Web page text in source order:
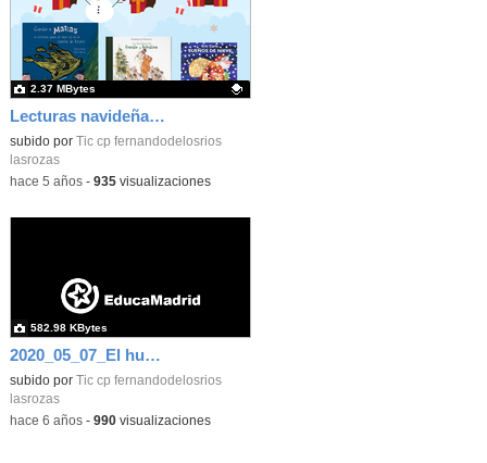
Lecturas navideñas recomendadas_Infantil_CEIP FDLR_Las Rozas
Contenido educativo.
subido por Tic cp fernandodelosrios
lasrozas
2.37 MBytes
-hace 5 años- 935visualizaciones
2020_05_07_El huerto en abril_CEIP FDLR_Las Rozas 3
subido por Tic cp fernandodelosrios
lasrozas
582.98 KBytes
-hace 6 años- 990visualizaciones